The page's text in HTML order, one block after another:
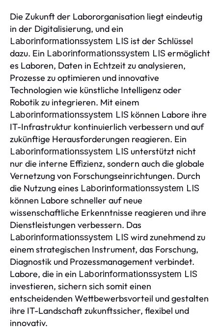
Die Zukunft der Labororganisation liegt eindeutig
in der Digitalisierung, und ein
Laborinformationssystem LIS ist der Schlüssel
dazu. Ein Laborinformationssystem LIS ermöglicht
es Laboren, Daten in Echtzeit zu analysieren,
Prozesse zu optimieren und innovative
Technologien wie künstliche Intelligenz oder
Robotik zu integrieren. Mit einem
Laborinformationssystem LIS können Labore ihre
IT-Infrastruktur kontinuierlich verbessern und auf
zukünftige Herausforderungen reagieren. Ein
Laborinformationssystem LIS unterstützt nicht
nur die interne Effizienz, sondern auch die globale
Vernetzung von Forschungseinrichtungen. Durch
die Nutzung eines Laborinformationssystem LIS
können Labore schneller auf neue
wissenschaftliche Erkenntnisse reagieren und ihre
Dienstleistungen verbessern. Das
Laborinformationssystem LIS wird zunehmend zu
einem strategischen Instrument, das Forschung,
Diagnostik und Prozessmanagement verbindet.
Labore, die in ein Laborinformationssystem LIS
investieren, sichern sich somit einen
entscheidenden Wettbewerbsvorteil und gestalten
ihre IT-Landschaft zukunftssicher, flexibel und
innovativ.